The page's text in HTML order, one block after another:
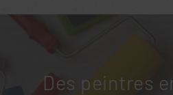
Des peintres